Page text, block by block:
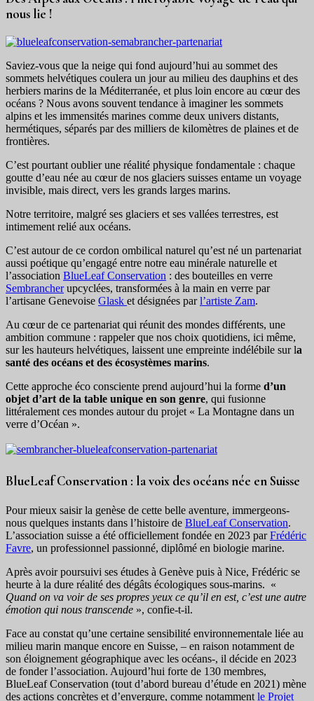
nous lie !
Saviez-vous que la neige qui fond aujourd’hui au sommet des
sommets helvétiques coulera un jour au milieu des dauphins et des
herbiers marins de la Méditerranée, et plus loin encore au cœur des
océans ? Nous avons souvent tendance à imaginer les sommets
alpins et les immensités marines comme deux univers distants,
hermétiques, séparés par des milliers de kilomètres de plaines et de
frontières.
C’est pourtant oublier une réalité physique fondamentale : chaque
goutte d’eau née au cœur de nos glaciers suisses entame un voyage
invisible, mais direct, vers les grands larges marins.
Notre territoire, malgré ses glaciers et ses vallées terrestres, est
intimement relié aux océans.
C’est autour de ce cordon ombilical naturel qu’est né un partenariat
aussi poétique qu’engagé entre notre eau minérale naturelle et
l’association BlueLeaf Conservation : des bouteilles en verre
Sembrancherupcyclées, transformées à la main en verre par
l’artisane Genevoise Glask et désignées parl’artiste Zam.
Au cœur de ce partenariat qui réunit des mondes différents, une
ambition commune : rappeler que nos choix quotidiens, ici même,
sur les hauteurs helvétiques, laissent une empreinte indélébile sur la
santé des océans et des écosystèmes marins.
Cette approche éco consciente prend aujourd’hui la forme d’un
objet d’art de la table unique en son genre, qui fusionne
littéralement ces mondes autour du projet « La Montagne dans un
verre d’Océan ».
BlueLeaf Conservation : la voix des océans née en Suisse
Pour mieux saisir la genèse de cette belle aventure, immergeons-
nous quelques instants dans l’histoire de BlueLeaf Conservation.
L’association suisse a été officiellement fondée en 2023 parFrédéric
Favre, un professionnel passionné, diplômé en biologie marine.
Après avoir poursuivi ses études à Genève puis à Nice, Frédéric se
heurte à la dure réalité des dégâts écologiques sous-marins. «
Quand on va voir de ses propres yeux ce qu’il en est, c’est une autre
émotion qui nous transcende », confie-t-il.
Face au constat qu’une certaine sensibilité environnementale liée au
milieu marin manque encore en Suisse, – en raison notamment de
son éloignement géographique avec les océans-, il décide en 2023
de fonder l’association. Aujourd’hui forte de 130 membres,
BlueLeaf Conservation (tout d’abord bureau d’étude en 2021) mène
des actions concrètes et d’envergure, comme notamment le Projet